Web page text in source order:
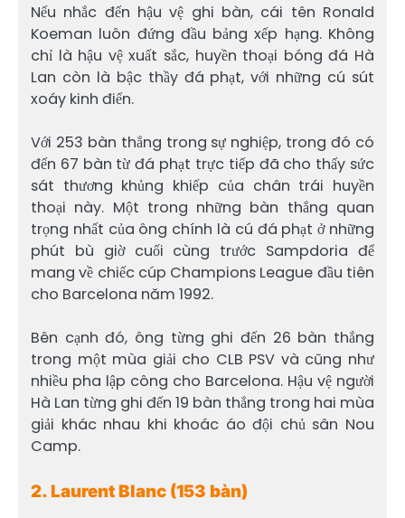
Nếu nhắc đến hậu vệ ghi bàn, cái tên Ronald
Koeman luôn đứng đầu bảng xếp hạng. Không
chỉ là hậu vệ xuất sắc, huyền thoại bóng đá Hà
Lan còn là bậc thầy đá phạt, với những cú sút
xoáy kinh điển.
Với 253 bàn thắng trong sự nghiệp, trong đó có
đến 67 bàn từ đá phạt trực tiếp đã cho thấy sức
sát thương khủng khiếp của chân trái huyền
thoại này. Một trong những bàn thắng quan
trọng nhất của ông chính là cú đá phạt ở những
phút bù giờ cuối cùng trước Sampdoria để
mang về chiếc cúp Champions League đầu tiên
cho Barcelona năm 1992.
Bên cạnh đó, ông từng ghi đến 26 bàn thắng
trong một mùa giải cho CLB PSV và cũng như
nhiều pha lập công cho Barcelona. Hậu vệ người
Hà Lan từng ghi đến 19 bàn thắng trong hai mùa
giải khác nhau khi khoác áo đội chủ sân Nou
Camp.
2. Laurent Blanc (153 bàn)